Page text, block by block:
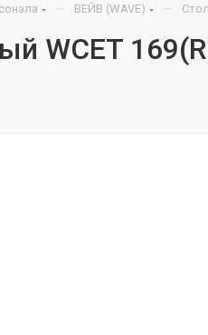
— ВЕЙВ (WAVE) —
WCET